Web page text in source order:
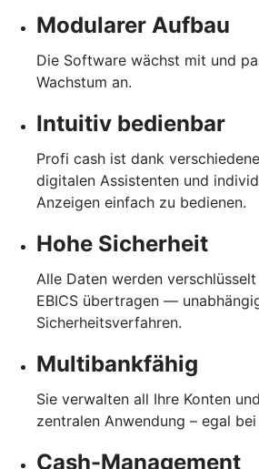
Modularer Aufbau
Die Software wächst mit und
Wachstum an.
Intuitiv bedienbar
Profi cash ist dank
digitalen Assistenten und
Anzeigen einfach zu bedienen.
Hohe Sicherheit
Alle Daten werden
EBICS übertragen —
Sicherheitsverfahren.
Multibankfähig
Sie verwalten all Ihre Konten
zentralen Anwendung – egal
Cash-Management